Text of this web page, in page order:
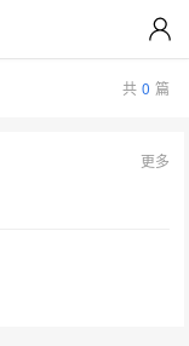
共 0 篇
更多